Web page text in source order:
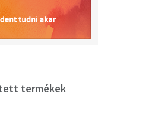
termékek